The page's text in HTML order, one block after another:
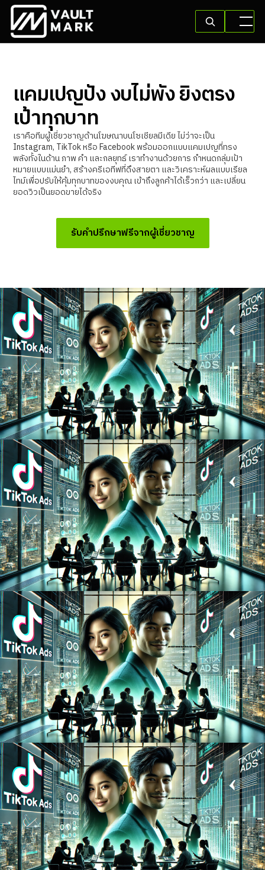
แคมเปญปัง งบไม่พัง ยิงตรง
เป้าทุกบาท
เราคือทีมผู้เชี่ยวชาญด้านโฆษณาบนโซเชียลมีเดีย ไม่ว่าจะเป็น
Instagram, TikTok หรือ Facebook พร้อมออกแบบแคมเปญที่ทรง
พลังทั้งในด้าน ภาพ คำ และกลยุทธ์ เราทำงานด้วยการ กำหนดกลุ่มเป้า
หมายแบบแม่นยำ, สร้างครีเอทีฟที่ดึงสายตา และวิเคราะห์ผลแบบเรียล
ไทม์เพื่อปรับให้คุ้มทุกบาทของงบคุณ เข้าถึงลูกค้าได้เร็วกว่า และเปลี่ยน
ยอดวิวเป็นยอดขายได้จริง
รับคำปรึกษาฟรีจากผู้เชี่ยวชาญ